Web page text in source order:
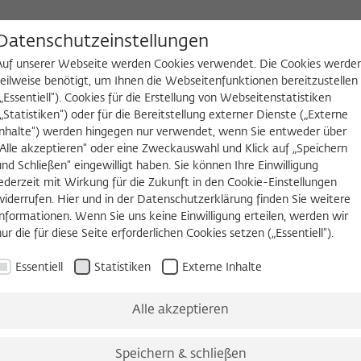
WIKOTHEK FELLOW WERDEN
2027 Permanent Fellows Alumni
PERMANENT FELLOW
Dieter Grimm, Dr. Dr. h.c.
Rektor des Wissenschaftskollegs (2001–2007), Professor
unserer Webseite werden Cookies verwendet. Die Cookies
benötigt, um Ihnen die Webseitenfunktionen bereitzustellen
Cookies für die Erstellung von Webseitenstatistiken
oder für die Bereitstellung externer Dienste („Externe
Inhalte“) werden hingegen nur verwendet, wenn Sie entweder über
akzeptieren“ oder eine Zweckauswahl und Klick auf „Speichern
Schließen“ eingewilligt haben. Sie können Ihre Einwilligung
mit Wirkung für die Zukunft in den Cookie-Einstellungen
Hier und in der Datenschutzerklärung finden Sie weitere
Informationen. Wenn Sie uns keine Einwilligung erteilen, werden wir
die für diese Seite erforderlichen Cookies setzen („Essentiell“).
Essentiell Statistiken Externe Inhalte
Alle akzeptieren
Speichern & schließen